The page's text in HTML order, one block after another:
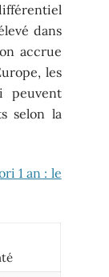
dans
accrue
les
peuvent
selon la
1 an : le